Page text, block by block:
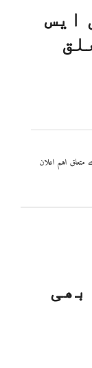
ایس
تناظر میں پی ایس ایل 10 میچز سے متعلق اہم اعلان
بھی